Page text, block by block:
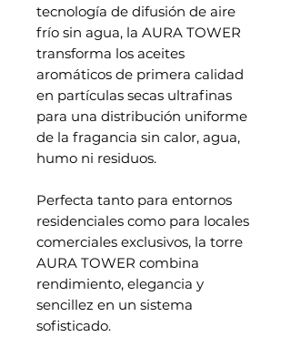
tecnología de difusión de aire
frío sin agua, la AURA TOWER
transforma los aceites
aromáticos de primera calidad
en partículas secas ultrafinas
para una distribución uniforme
de la fragancia sin calor, agua,
humo ni residuos.
Perfecta tanto para entornos
residenciales como para locales
comerciales exclusivos, la torre
AURA TOWER combina
rendimiento, elegancia y
sencillez en un sistema
sofisticado.